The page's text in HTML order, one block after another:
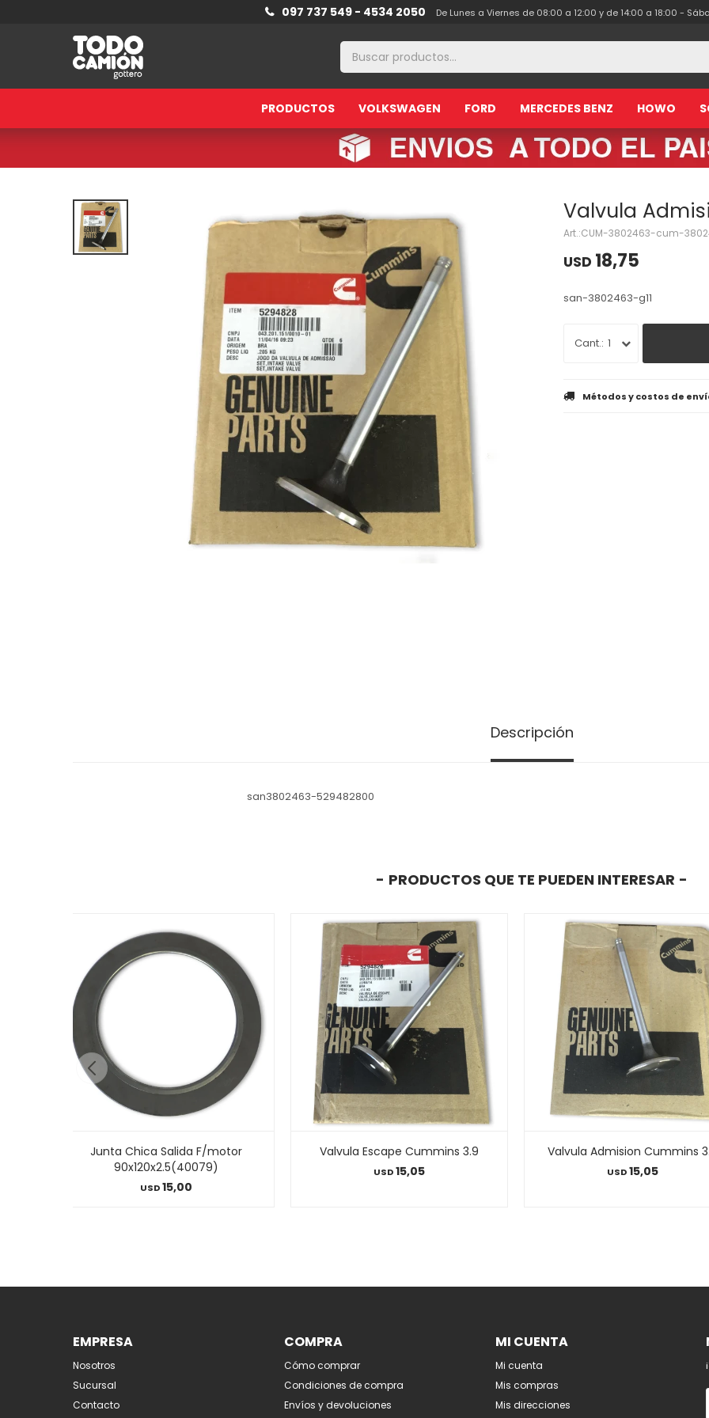
PRODUCTOS VOLKSWAGEN FORD MERCEDES BENZ HOWO
097 737 549 - 4534 2050 De Lunes a Viernes de 08:00 a 12:00 y de 14:00 a 18:00 -
Valvula
CUM-3802463-cum-
USD 18,75
san-3802463-g11
1
Métodos y costos de
Descripción
san3802463-529482800
PRODUCTOS QUE TE PUEDEN INTERESAR
Junta Chica Salida F/motor
90x120x2.5(40079)
USD15,00
Valvula Escape Cummins 3.9
USD15,05
Valvula Admision Cummins
USD15,05
EMPRESA
Nosotros
Sucursal
Contacto
COMPRA
Cómo comprar
Condiciones de compra
Envíos y devoluciones
MI CUENTA
Mi cuenta
Mis compras
Mis direcciones